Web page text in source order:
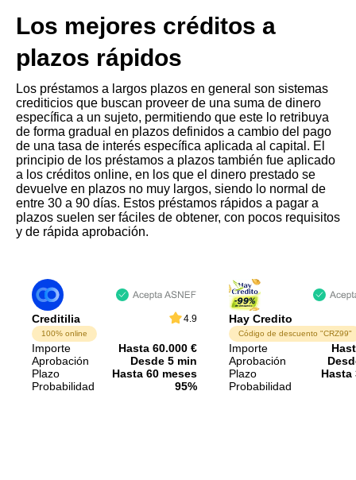
Los mejores créditos a
plazos rápidos
Los préstamos a largos plazos en general son sistemas
crediticios que buscan proveer de una suma de dinero
específica a un sujeto, permitiendo que este lo retribuya
de forma gradual en plazos definidos a cambio del pago
de una tasa de interés específica aplicada al capital. El
principio de los préstamos a plazos también fue aplicado
a los créditos online, en los que el dinero prestado se
devuelve en plazos no muy largos, siendo lo normal de
entre 30 a 90 días. Estos préstamos rápidos a pagar a
plazos suelen ser fáciles de obtener, con pocos requisitos
y de rápida aprobación.
Creditilia 4.9
100% online
Importe
Hasta 60.000 €
Aprobación
Desde 5 min
Plazo
Hasta 60 meses
Probabilidad
95%
Hay Credito
Código de descuento "CRZ99"
Importe
Aprobación
Plazo
Hasta
Probabilidad